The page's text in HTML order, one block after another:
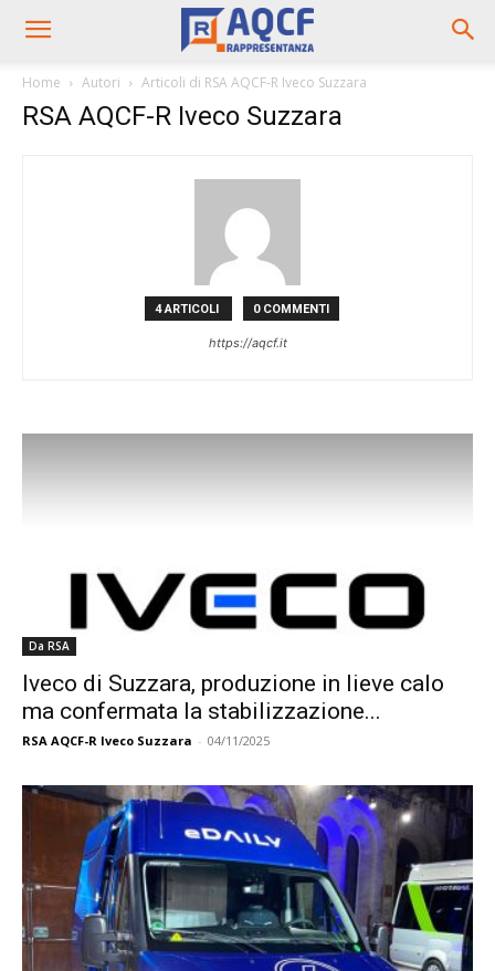
Home Autori Articoli di RSA AQCF-R Iveco Suzzara
RSA AQCF-R Iveco Suzzara
4 ARTICOLI 0 COMMENTI
https://aqcf.it
Da RSA
Iveco di Suzzara, produzione in lieve calo
ma confermata la stabilizzazione...
RSA AQCF-R Iveco Suzzara - 04/11/2025